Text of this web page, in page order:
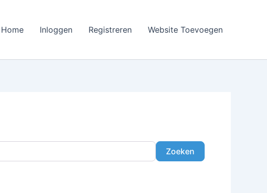
Home Inloggen Registreren Website Toevoegen
ZoekenZoeken